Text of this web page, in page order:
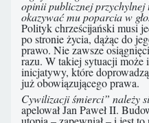
opinii publicznej przychylnej
okazywać mu poparcia w
Polityk chrześcijański musi
po stronie życia, dążąc do
prawo. Nie zawsze
razu. W takiej sytuacji może
inicjatywy, które
już obowiązującego prawa.
Cywilizacji śmierci” należy
apelował Jan Paweł II.